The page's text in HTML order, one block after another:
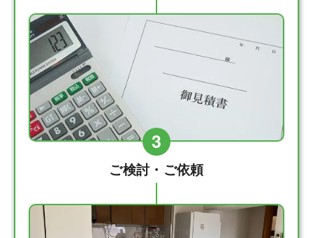
3
ご検討・ご依頼